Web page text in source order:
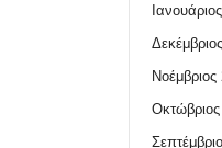
Νοέμβριος